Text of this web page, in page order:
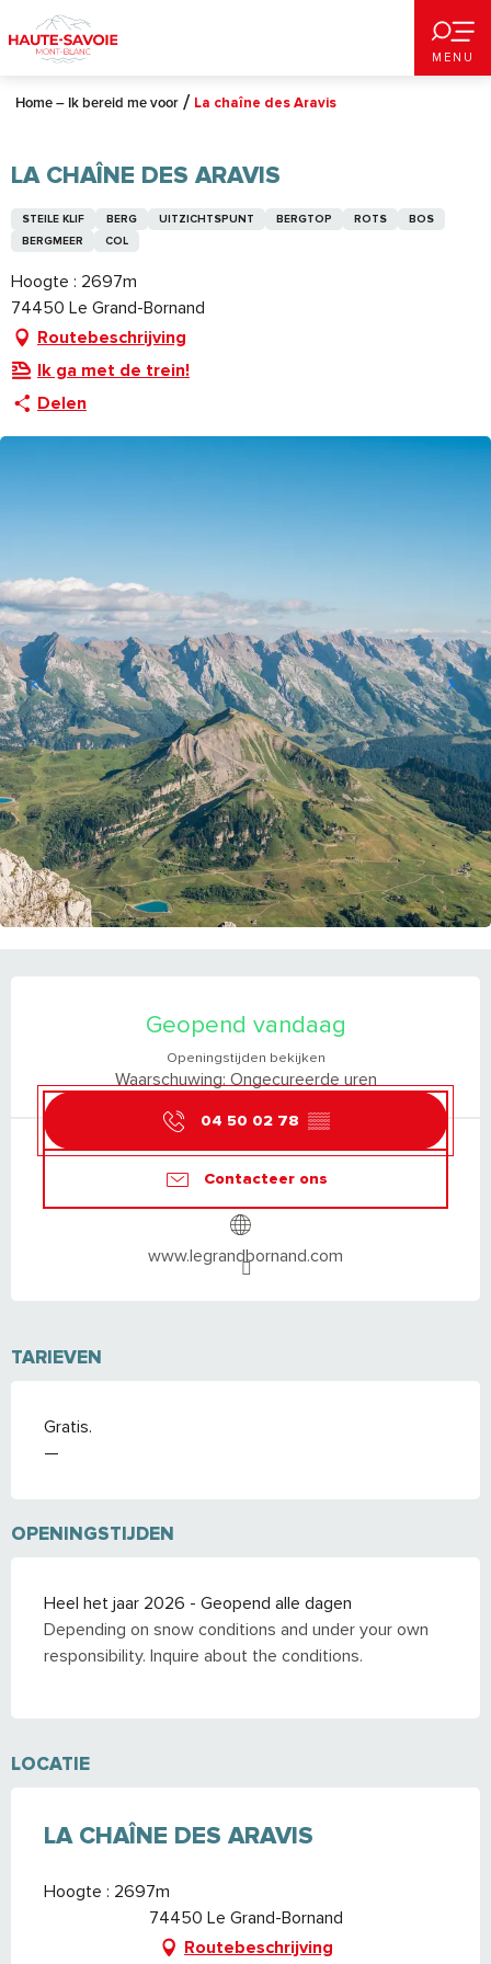
au
contenu
principal
MENU
Home – Ik bereid me voor La chaîne des Aravis
LA CHAÎNE DES ARAVIS
STEILE KLIF BERG UITZICHTSPUNT BERGTOP ROTS
BOS
BERGMEER
COL
Hoogte : 2697m
74450 Le Grand-Bornand
Routebeschrijving
Ik ga met de trein!
Delen
Geopend vandaag
Openingstijden bekijken
Waarschuwing: Ongecureerde uren
04 50 02 78 ▒▒
Contacteer ons
www.legrandbornand.com
TARIEVEN
Gratis.
—
OPENINGSTIJDEN
Heel het jaar 2026 - Geopend alle dagen
Depending on snow conditions and under your own
responsibility. Inquire about the conditions.
LOCATIE
LA CHAÎNE DES ARAVIS
Hoogte : 2697m
74450 Le Grand-Bornand
Routebeschrijving